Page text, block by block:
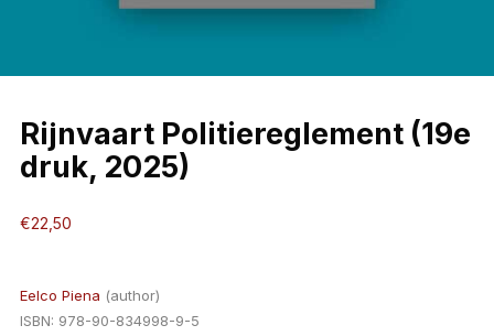
Rijnvaart Politiereglement (19e
druk, 2025)
€22,50
Eelco Piena (author)
ISBN: 978-90-834998-9-5